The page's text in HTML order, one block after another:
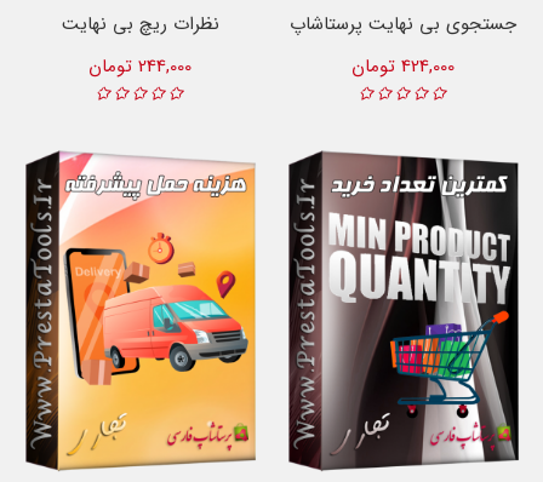
جستجوی بی نهایت پرستاشاپ
424,000 تومان
نظرات ریچ بی نهایت
244,000 تومان